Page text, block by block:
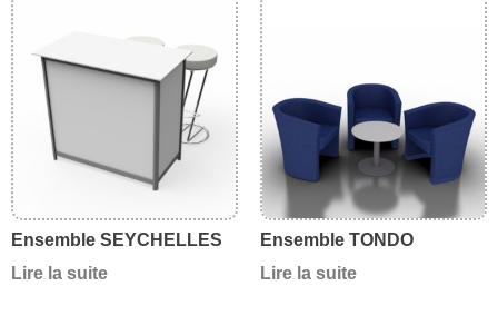
Ensemble SEYCHELLES
Lire la suite
Ensemble TONDO
Lire la suite